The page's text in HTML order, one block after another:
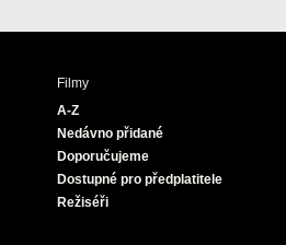
s
u
Filmy
A-Z
Nedávno přidané
Doporučujeme
Dostupné pro předplatitele
Režiséři